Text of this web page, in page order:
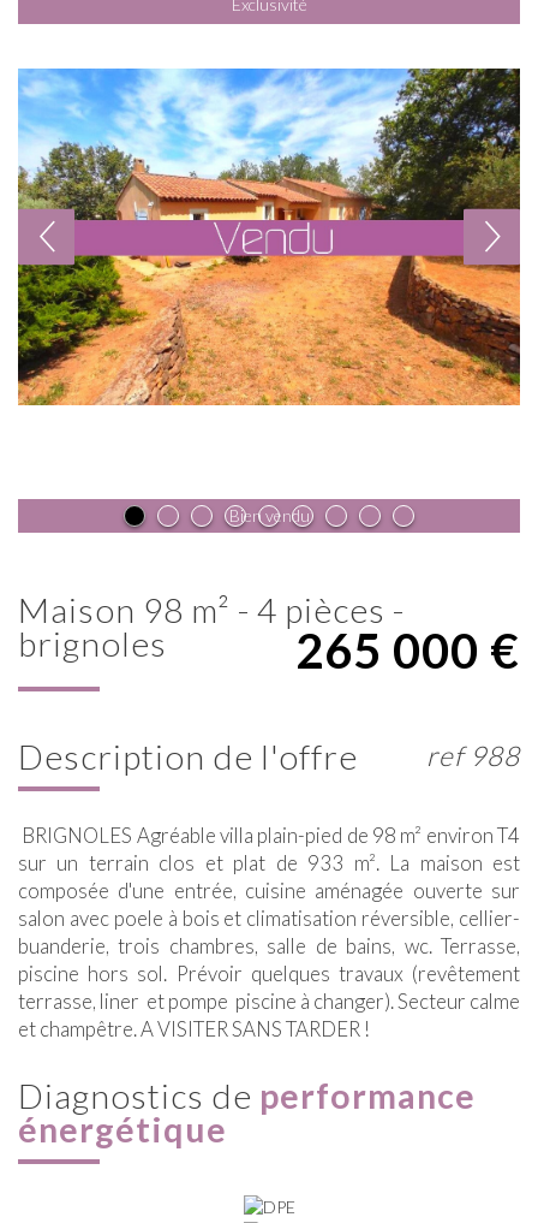
Bien vendu
maison 98 m² - 4 pièces -
brignoles
265 000 €
description de l'offre ref 988
BRIGNOLES Agréable villa plain-pied de 98 m² environ T4
sur un terrain clos et plat de 933 m². La maison est
composée d'une entrée, cuisine aménagée ouverte sur
salon avec poele à bois et climatisation réversible, cellier-
buanderie, trois chambres, salle de bains, wc. Terrasse,
piscine hors sol. Prévoir quelques travaux (revêtement
terrasse, liner et pompe piscine à changer). Secteur calme
et champêtre. A VISITER SANS TARDER !
diagnostics de performance
énergétique